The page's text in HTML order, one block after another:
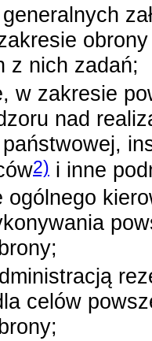
z nich zadań;
w zakresie
nad
2) i inne
ogólnego
celów